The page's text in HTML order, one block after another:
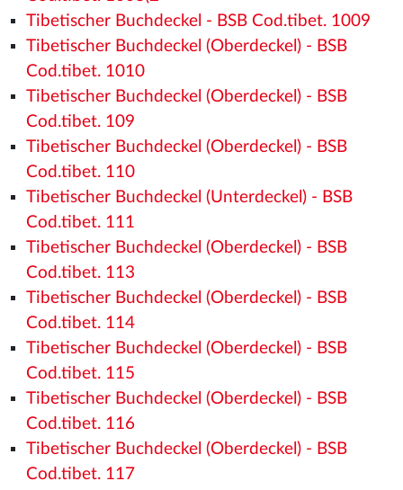
Tibetischer Buchdeckel - BSB Cod.tibet. 1009
Tibetischer Buchdeckel (Oberdeckel) - BSB
Cod.tibet. 1010
Tibetischer Buchdeckel (Oberdeckel) - BSB
Cod.tibet. 109
Tibetischer Buchdeckel (Oberdeckel) - BSB
Cod.tibet. 110
Tibetischer Buchdeckel (Unterdeckel) - BSB
Cod.tibet. 111
Tibetischer Buchdeckel (Oberdeckel) - BSB
Cod.tibet. 113
Tibetischer Buchdeckel (Oberdeckel) - BSB
Cod.tibet. 114
Tibetischer Buchdeckel (Oberdeckel) - BSB
Cod.tibet. 115
Tibetischer Buchdeckel (Oberdeckel) - BSB
Cod.tibet. 116
Tibetischer Buchdeckel (Oberdeckel) - BSB
Cod.tibet. 117